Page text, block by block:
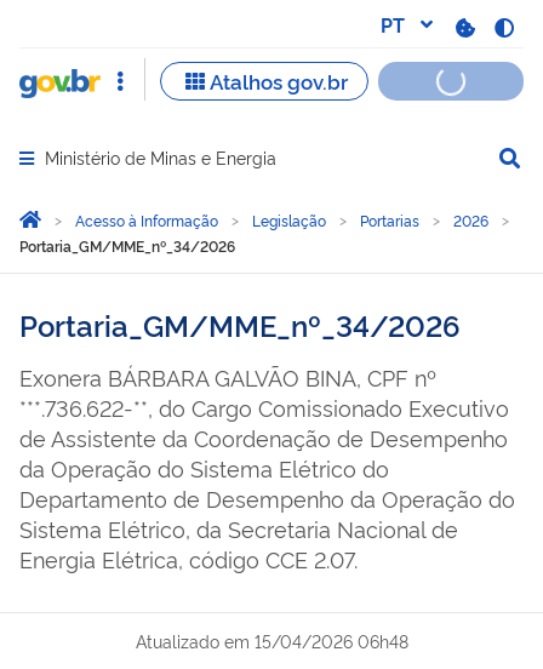
Abrir menu principal de navegação
Ministério de Minas e Energia
Você está aqui:
Página Inicial
Acesso à Informação Legislação Portarias
2026
Portaria_GM/MME_nº_34/2026
Portaria_GM/MME_nº_34/2026
Exonera BÁRBARA GALVÃO BINA, CPF nº
***.736.622-**, do Cargo Comissionado Executivo
de Assistente da Coordenação de Desempenho
da Operação do Sistema Elétrico do
Departamento de Desempenho da Operação do
Sistema Elétrico, da Secretaria Nacional de
Energia Elétrica, código CCE 2.07.
Atualizado em 15/04/2026 06h48